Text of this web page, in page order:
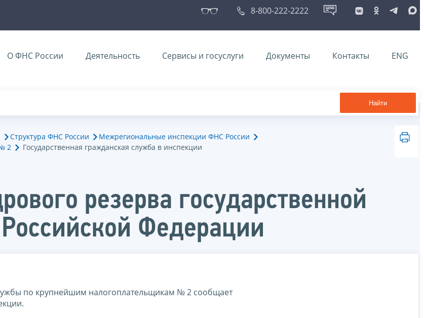
8-800-222-2222
О ФНС России Деятельность Сервисы и госуслуги Документы Контакты ENG
Найти
Структура ФНС России
Межрегиональные инспекции ФНС России
2
Государственная гражданская служба в инспекции
резерва государственной
Федерации
по крупнейшим налогоплательщикам № 2 сообщает